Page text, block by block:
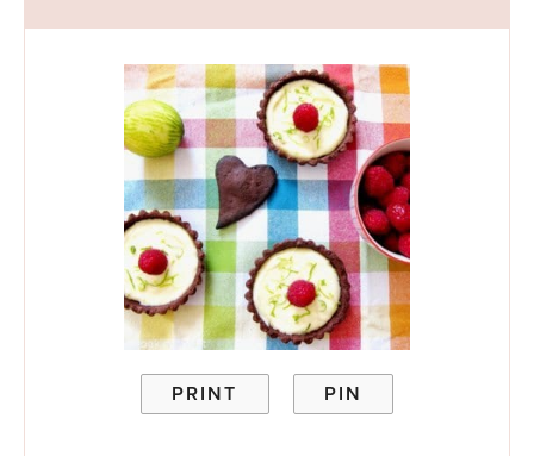
PRINT PIN